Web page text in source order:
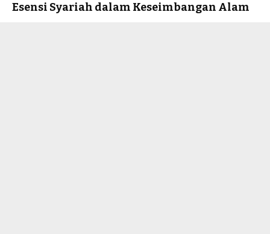
Esensi Syariah dalam Keseimbangan Alam